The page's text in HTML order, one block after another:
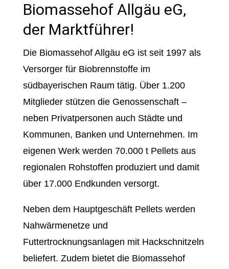
Biomassehof Allgäu eG,
der Marktführer!
Die Biomassehof Allgäu eG ist seit 1997 als
Versorger für Biobrennstoffe im
südbayerischen Raum tätig. Über 1.200
Mitglieder stützen die Genossenschaft –
neben Privatpersonen auch Städte und
Kommunen, Banken und Unternehmen. Im
eigenen Werk werden 70.000 t Pellets aus
regionalen Rohstoffen produziert und damit
über 17.000 Endkunden versorgt.
Neben dem Hauptgeschäft Pellets werden
Nahwärmenetze und
Futtertrocknungsanlagen mit Hackschnitzeln
beliefert. Zudem bietet die Biomassehof